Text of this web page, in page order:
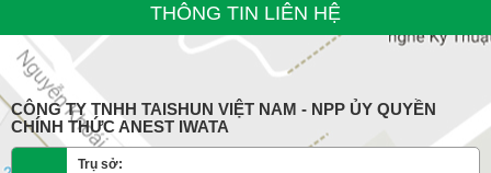
THÔNG TIN LIÊN HỆ
CÔNG TY TNHH TAISHUN VIỆT NAM - NPP ỦY QUYỀN
CHÍNH THỨC ANEST IWATA
Trụ sở: